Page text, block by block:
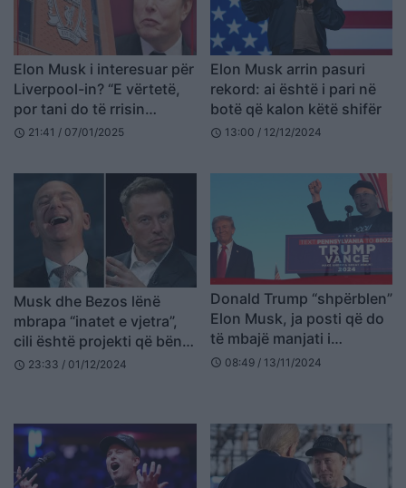
Elon Musk i interesuar për
Liverpool-in? “E vërtetë,
por tani do të rrisin
çmimin…”
schedule 21:41 / 07/01/2025
Elon Musk arrin pasuri
rekord: ai është i pari në
botë që kalon këtë shifër
schedule 13:00 / 12/12/2024
Musk dhe Bezos lënë
mbrapa “inatet e vjetra”,
cili është projekti që bën
bashkë dy miliarderët?
schedule 23:33 / 01/12/2024
Donald Trump “shpërblen”
Elon Musk, ja posti që do
të mbajë manjati i
teknologjisë
schedule 08:49 / 13/11/2024